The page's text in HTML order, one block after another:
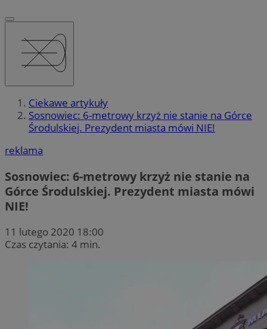
Ciekawe artykuły
Sosnowiec: 6-metrowy krzyż nie stanie na Górce
Środulskiej. Prezydent miasta mówi NIE!
reklama
Sosnowiec: 6-metrowy krzyż nie stanie na
Górce Środulskiej. Prezydent miasta mówi
NIE!
11 lutego 2020 18:00
Czas czytania: 4 min.